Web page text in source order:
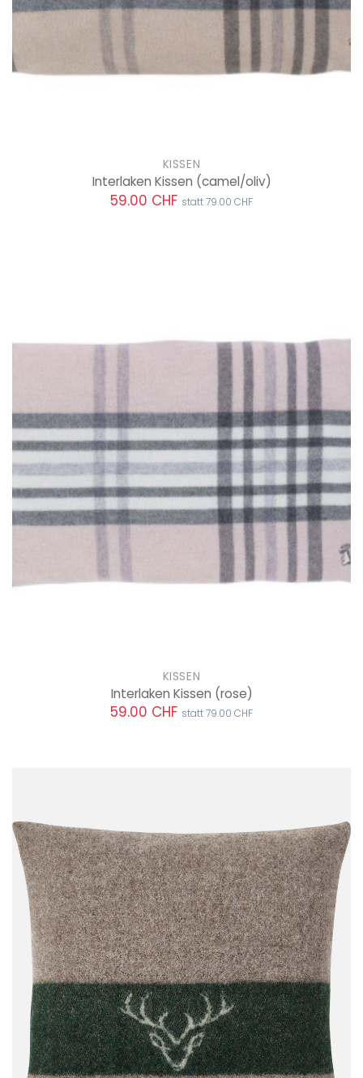
KISSEN
Interlaken Kissen (camel/oliv)
59.00 CHF statt 79.00 CHF
KISSEN
Interlaken Kissen (rose)
59.00 CHF statt 79.00 CHF